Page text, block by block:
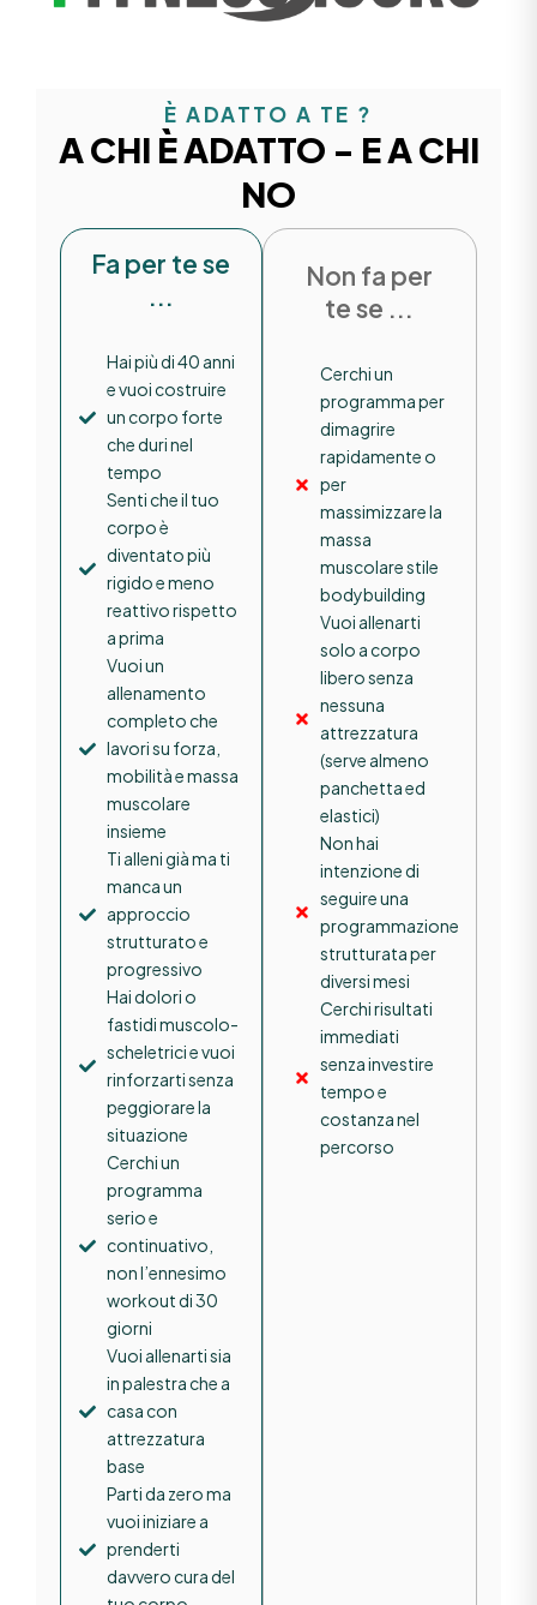
È ADATTO A TE ?
A CHI È ADATTO - E A CHI
NO
Fa per te se
...
Hai più di 40 anni
e vuoi costruire
un corpo forte
che duri nel
tempo
Senti che il tuo
corpo è
diventato più
rigido e meno
reattivo rispetto
a prima
Vuoi un
allenamento
completo che
lavori su forza,
mobilità e massa
muscolare
insieme
Ti alleni già ma ti
manca un
approccio
strutturato e
progressivo
Hai dolori o
fastidi muscolo-
scheletrici e vuoi
rinforzarti senza
peggiorare la
situazione
Cerchi un
programma
serio e
continuativo,
non l’ennesimo
workout di 30
giorni
Vuoi allenarti sia
in palestra che a
casa con
attrezzatura
base
Parti da zero ma
vuoi iniziare a
prenderti
davvero cura del
Non fa per
te se ...
Cerchi un
programma per
dimagrire
rapidamente o
per
massimizzare la
massa
muscolare stile
bodybuilding
Vuoi allenarti
solo a corpo
libero senza
nessuna
attrezzatura
(serve almeno
panchetta ed
elastici)
Non hai
intenzione di
seguire una
programmazione
strutturata per
diversi mesi
Cerchi risultati
immediati
senza investire
tempo e
costanza nel
percorso